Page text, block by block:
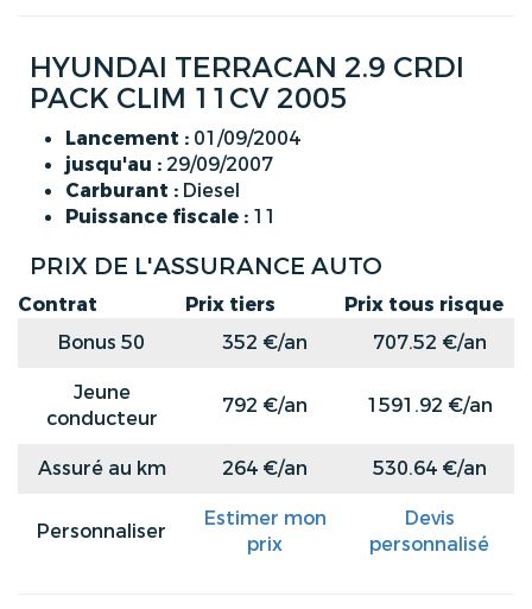
HYUNDAI TERRACAN 2.9 CRDI
PACK CLIM 11CV 2005
Lancement : 01/09/2004
jusqu'au : 29/09/2007
Carburant : Diesel
Puissance fiscale : 11
PRIX DE L'ASSURANCE AUTO
Contrat Prix tiers
Prix tous risque
Bonus 50
352 €/an
707.52 €/an
Jeune
conducteur
792 €/an 1591.92 €/an
Assuré au km 264 €/an 530.64 €/an
Personnaliser
Estimer mon
prix
Devis
personnalisé